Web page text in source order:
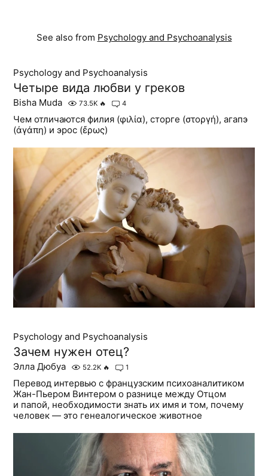
See also from Psychology and Psychoanalysis
Psychology and Psychoanalysis
Четыре вида любви у греков
Bisha Muda 73.5K 🔥 4
Чем отличаются филия (φιλία), сторге (στοργή), агапэ
(ἀγάπη) и эрос (ἔρως)
Psychology and Psychoanalysis
Зачем нужен отец?
Элла Дюбуа 52.2K 🔥 1
Перевод интервью с французским психоаналитиком
Жан-Пьером Винтером о разнице между Отцом
и папой, необходимости знать их имя и том, почему
человек — это генеалогическое животное